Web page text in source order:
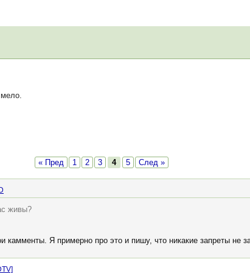
« Пред 1 2 3 4 5 След »
живы?
камменты. Я примерно про это и пишу, что никакие запреты не